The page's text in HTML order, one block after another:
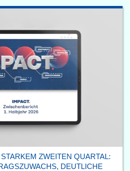
ZWEITEN QUARTAL:
DEUTLICHE